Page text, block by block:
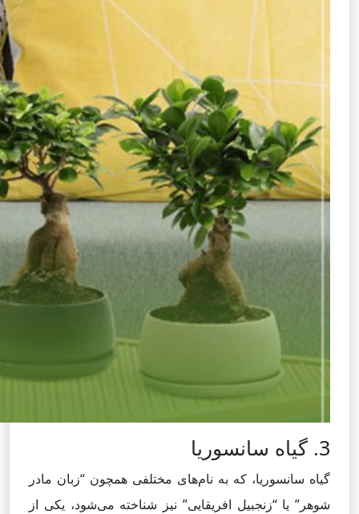
3. گیاه سانسوریا
گیاه سانسوریا، که به نام‌های مختلفی همچون “زبان مادر
شوهر” یا “زنجبیل افریقایی” نیز شناخته می‌شود، یکی از